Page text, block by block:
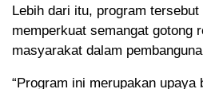
Lebih dari itu, program
memperkuat semangat gotong
masyarakat dalam
“Program ini merupakan upaya